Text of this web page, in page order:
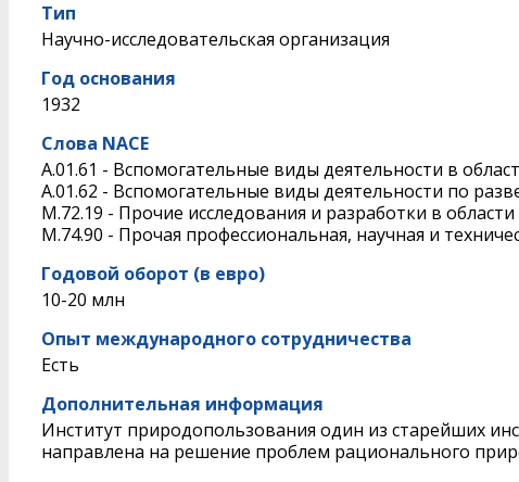
Тип
Научно-исследовательская организация
Год основания
1932
Слова NACE
A.01.61 - Вспомогательные виды деятельности в
A.01.62 - Вспомогательные виды деятельности по
M.72.19 - Прочие исследования и разработки в
M.74.90 - Прочая профессиональная, научная и
Годовой оборот (в евро)
10-20 млн
Опыт международного сотрудничества
Есть
Дополнительная информация
Институт природопользования один из старейших
направлена на решение проблем рационального